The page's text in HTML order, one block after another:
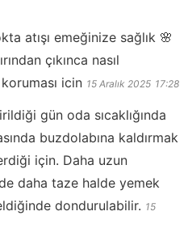
atışı emeğinize sağlık 🌸
çıkınca nasıl
icin 15 Aralık 2025 17:28
gün oda sıcaklığında
buzdolabına kaldırmak
için. Daha uzun
daha taze halde yemek
dondurulabilir. 15